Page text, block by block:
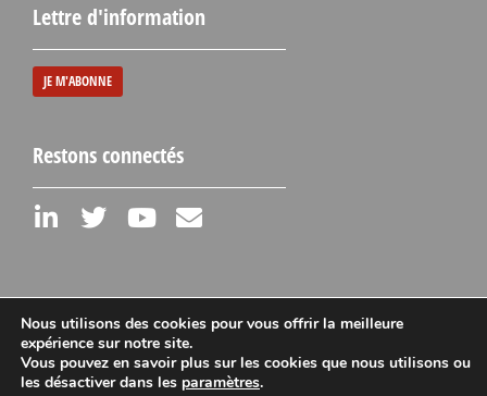
Lettre d'information
JE M'ABONNE
Restons connectés
Mentions légales
Nous utilisons des cookies pour vous offrir la meilleure
expérience sur notre site.
Vous pouvez en savoir plus sur les cookies que nous utilisons ou
les désactiver dans les paramètres.